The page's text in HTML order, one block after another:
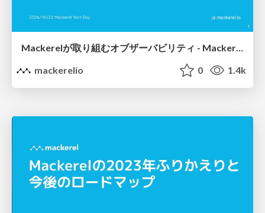
Mackerelが取り組むオブザーバビリティ - Mackerel Tech Day
mackerelio
0 1.4k